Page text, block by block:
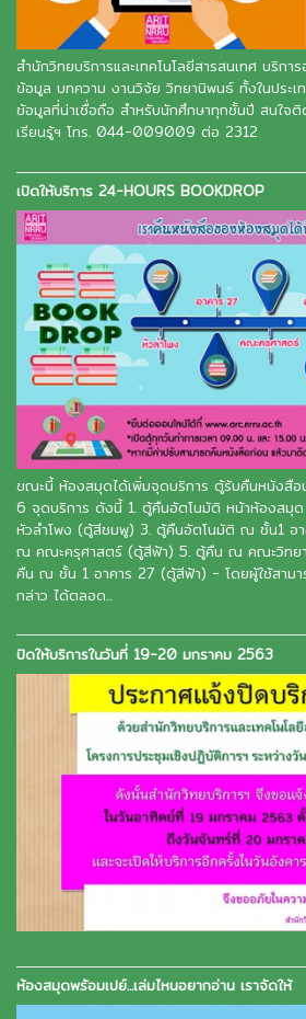
สำนักวิทยบริการและเทคโนโลยีสารสนเทศ บริก
ข้อมูล บทความ งานวิจัย วิทยานิพนธ์ ทั้งในประเ
ข้อมูลที่น่าเชื่อถือ สำหรับนักศึกษาทุกชั้นปี สนใจ
เรียนรู้ฯ โทร. 044-009009 ต่อ 2312
เปิดให้บริการ 24-HOURS BOOKDROP
ขณะนี้ ห้องสมุดได้เพิ่มจุดบริการ ตู้รับคืนหนังสือ
6 จุดบริการ ดังนี้ 1. ตู้คืนอัตโนมัติ หน้าห้องสมุ
หัวลำโพง (ตู้สีชมพู) 3. ตู้คืนอัตโนมัติ ณ ชั้น1 อ
ณ คณะครุศาสตร์ (ตู้สีฟ้า) 5. ตู้คืน ณ คณะวิทย
คืน ณ ชั้น 1 อาคาร 27 (ตู้สีฟ้า) - โดยผู้ใช้สาม
กล่าว ได้ตลอด...
ปิดให้บริการในวันที่ 19-20 มกราคม 2563
ห้องสมุดพร้อมเปย์...เล่มไหนอยากอ่าน เราจัดให้